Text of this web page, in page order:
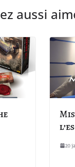
aussi
20